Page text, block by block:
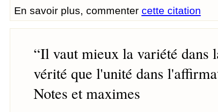
En savoir plus, commenter cette citation
“Il vaut mieux la variété dans
vérité que l'unité dans
Notes et maximes